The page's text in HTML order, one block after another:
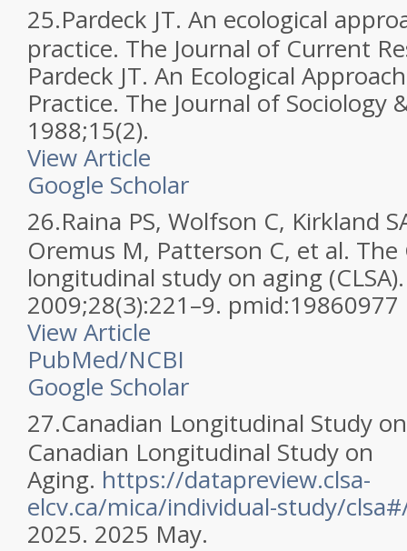
25.Pardeck JT. An ecological
practice. The Journal of Current
Pardeck JT. An Ecological
Practice. The Journal of Sociology
1988;15(2).
View Article
Google Scholar
26.Raina PS, Wolfson C, Kirkland
Oremus M, Patterson C, et al. The
longitudinal study on aging
2009;28(3):221–9. pmid:19860977
View Article
PubMed/NCBI
Google Scholar
27.Canadian Longitudinal Study
Canadian Longitudinal Study on
Aging. https://datapreview.clsa-
elcv.ca/mica/individual-study/
2025. 2025 May.